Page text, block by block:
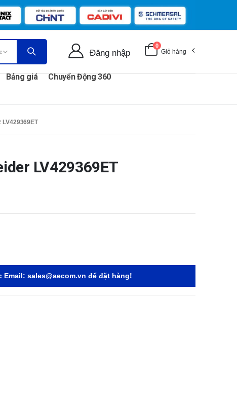
Đăng nhập
0
Giỏ hàng
Bảng giá Chuyển Động 360
LV429369ET
LV429369ET
Email: sales@aecom.vn để đặt hàng!